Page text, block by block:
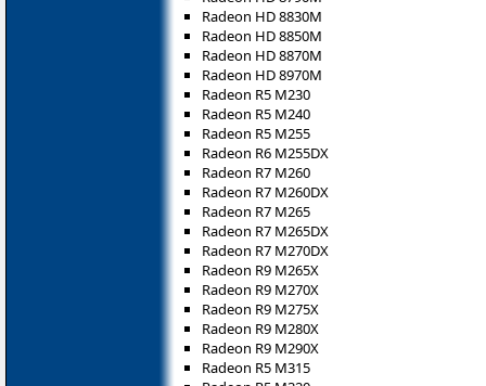
Radeon HD 8830M
Radeon HD 8850M
Radeon HD 8870M
Radeon HD 8970M
Radeon R5 M230
Radeon R5 M240
Radeon R5 M255
Radeon R6 M255DX
Radeon R7 M260
Radeon R7 M260DX
Radeon R7 M265
Radeon R7 M265DX
Radeon R7 M270DX
Radeon R9 M265X
Radeon R9 M270X
Radeon R9 M275X
Radeon R9 M280X
Radeon R9 M290X
Radeon R5 M315